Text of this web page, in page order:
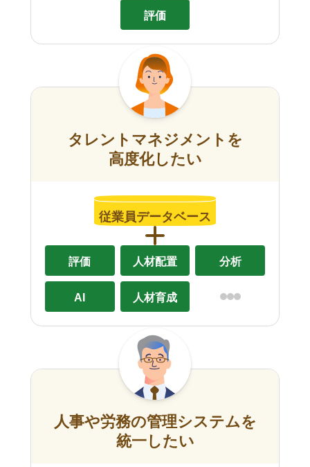
評価
タレントマネジメントを
高度化したい
従業員データベース
評価 人材配置 分析
AI 人材育成
人事や労務の管理システムを
統一したい